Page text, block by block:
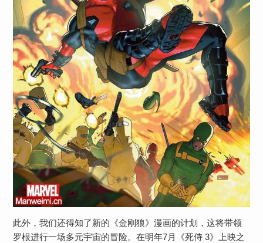
此外，我们还得知了新的《金刚狼》漫画的计划，这将带领
罗根进行一场多元宇宙的冒险。在明年7月《死侍 3》上映之